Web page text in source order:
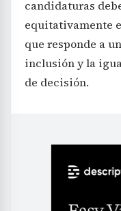
candidaturas
equitativamente
que responde a
inclusión y la
de decisión.